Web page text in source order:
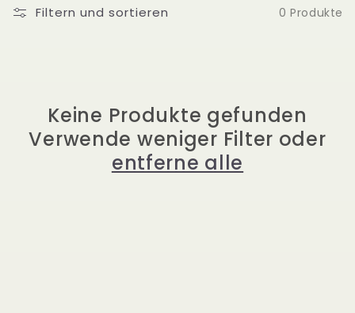
e Filtern und sortieren 0 Produkte
Keine Produkte gefunden
Verwende weniger Filter oder
entferne alle